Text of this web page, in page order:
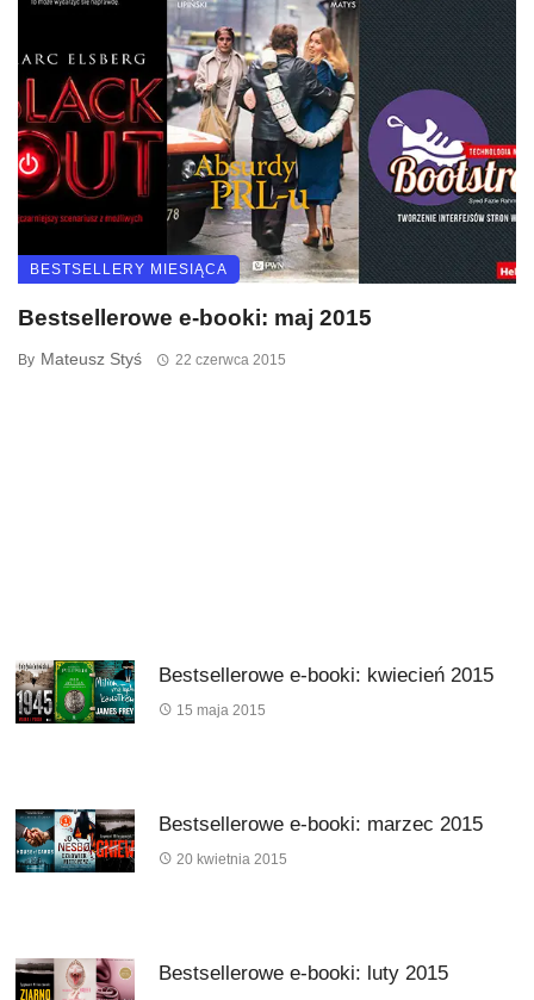
BESTSELLERY MIESIĄCA
Bestsellerowe e-booki: maj 2015
By Mateusz Styś 22 czerwca 2015
Bestsellerowe e-booki: kwiecień 2015
15 maja 2015
Bestsellerowe e-booki: marzec 2015
20 kwietnia 2015
Bestsellerowe e-booki: luty 2015